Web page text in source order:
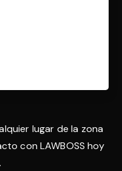
lugar de la zona
con LAWBOSS hoy